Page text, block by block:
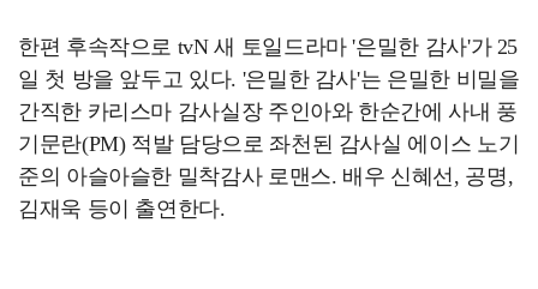
한편 후속작으로 tvN 새 토일드라마 '은밀한 감사'가 25
일 첫 방을 앞두고 있다. '은밀한 감사'는 은밀한 비밀을
간직한 카리스마 감사실장 주인아와 한순간에 사내 풍
기문란(PM) 적발 담당으로 좌천된 감사실 에이스 노기
준의 아슬아슬한 밀착감사 로맨스. 배우 신혜선, 공명,
김재욱 등이 출연한다.